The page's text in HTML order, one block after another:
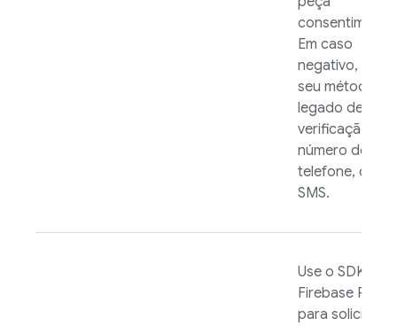
Em caso
negativo, use
seu método
legado de
verificação de
número de
telefone, como
SMS.
Use o SDK do
Firebase PNV
para solicitar o